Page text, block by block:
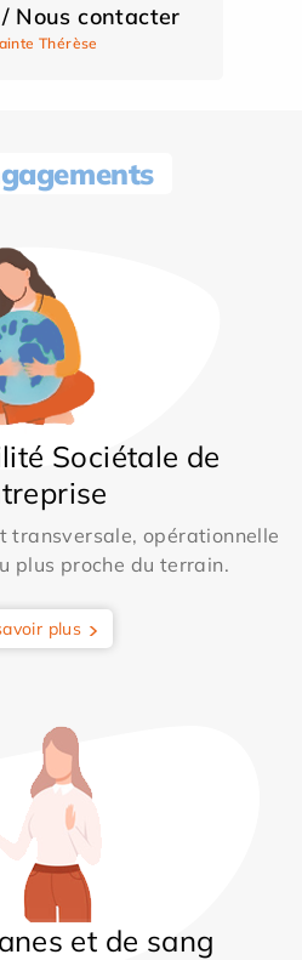
Nous contacter
Thérèse
Sociétale de
transversale, opérationnelle
plus proche du terrain.
plus
et de sang